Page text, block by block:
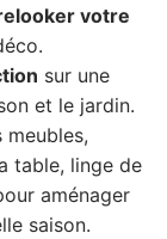
votre
sur une
et le jardin.
meubles,
table, linge de
aménager
saison.